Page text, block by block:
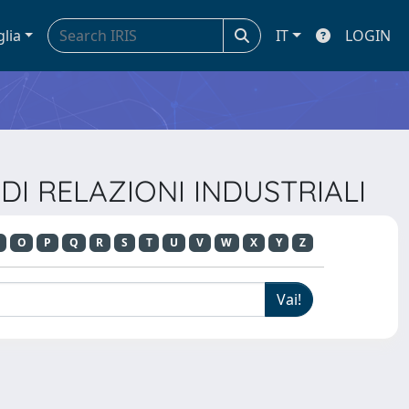
IT LOGIN
RELAZIONI INDUSTRIALI
O P Q R S T U V W X Y Z